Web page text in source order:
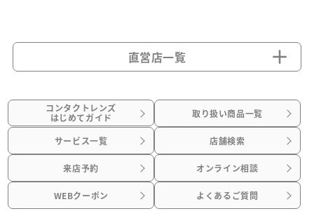
直営店一覧
コンタクトレンズ
はじめてガイド 取り扱い商品一覧
サービス一覧 店舗検索
来店予約 オンライン相談
WEBクーポン よくあるご質問